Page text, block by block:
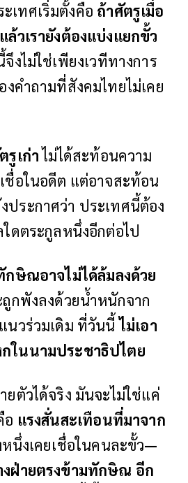
เทศเริ่มตั้งคือ ถ้าศัตรูเมื่อ
วเรายังต้องแบ่งแยกขั้ว
จึงไม่ใช่เพียงเวทีทางการ
งคำถามที่สังคมไทยไม่เคย
รูเก่าไม่ได้สะท้อนความ
ชื่อในอดีต แต่อาจสะท้อน
ประกาศว่า ประเทศนี้ต้อง
ดตระกูลหนึ่งอีกต่อไป
กษิณอาจไม่ได้ล้มลงด้วย
ถูกพังลงด้วยน้ำหนักจาก
นวร่วมเดิม ที่วันนี้ไม่เอา
ในนามประชาธิปไตย
ยตัวได้จริง มันจะไม่ใช่แค่
อ แรงสั่นสะเทือนที่มาจาก
นึ่งเคยเชื่อในคนละขั้ว—
ฝ่ายตรงข้ามทักษิณ อีก